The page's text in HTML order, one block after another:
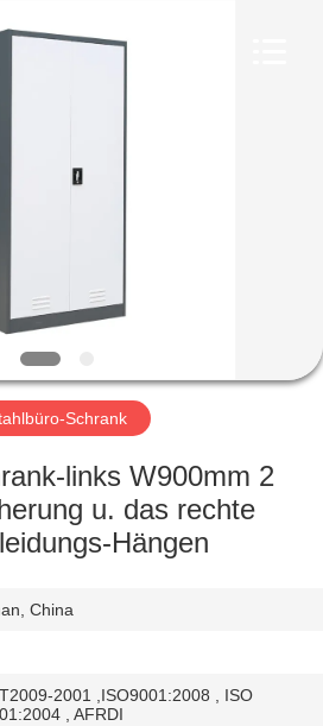
Schrank
links W900mm 2
u. das rechte
Hängen
China
2001 ,ISO9001:2008 , ISO
, AFRDI